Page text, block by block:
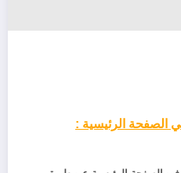
الصفحة الرئيسية :